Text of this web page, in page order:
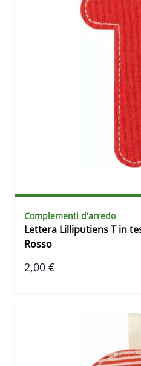
Complementi d'arredo
Lettera Lilliputiens T in
Rosso
2,00 €